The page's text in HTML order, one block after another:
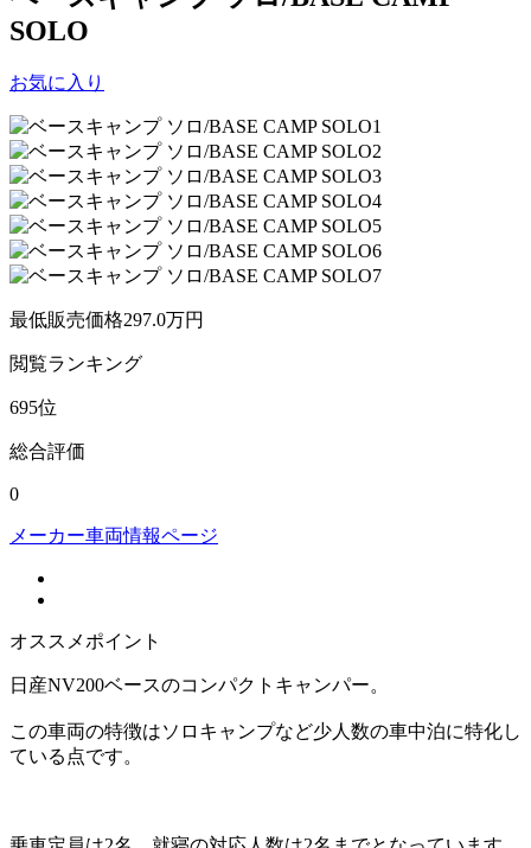
SOLO
お気に入り
最低販売価格297.0万円
閲覧ランキング
695位
総合評価
0
メーカー車両情報ページ
オススメポイント
日産NV200ベースのコンパクトキャンパー。
この車両の特徴はソロキャンプなど少人数の車中泊に特化し
ている点です。